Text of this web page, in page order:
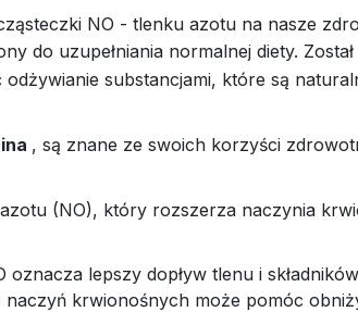
NO - tlenku azotu na nasze
do uzupełniania normalnej diety.
odżywianie substancjami, które są
, są znane ze swoich korzyści
(NO), który rozszerza naczynia
oznacza lepszy dopływ tlenu i
naczyń krwionośnych może pomóc